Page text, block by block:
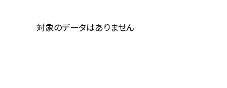
対象のデータはありません